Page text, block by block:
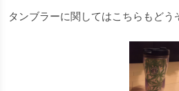
タンブラーに関してはこちらもどう